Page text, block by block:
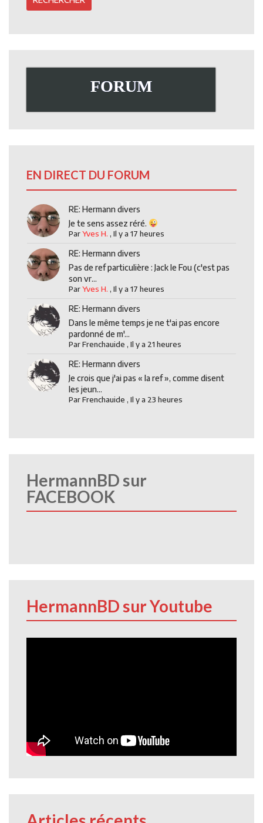
FORUM
EN DIRECT DU FORUM
RE: Hermann divers
Je te sens assez réré.
ParYves H. ,Il y a 17 heures
RE: Hermann divers
Pas de ref particulière : Jack le Fou (c'est pas
son vr...
ParYves H. ,Il y a 17 heures
RE: Hermann divers
Dans le même temps je ne t'ai pas encore
pardonné de m'...
ParFrenchauide ,Il y a 21 heures
RE: Hermann divers
Je crois que j'ai pas « la ref », comme disent
les jeun...
ParFrenchauide ,Il y a 23 heures
HermannBD sur
FACEBOOK
HermannBD sur Youtube